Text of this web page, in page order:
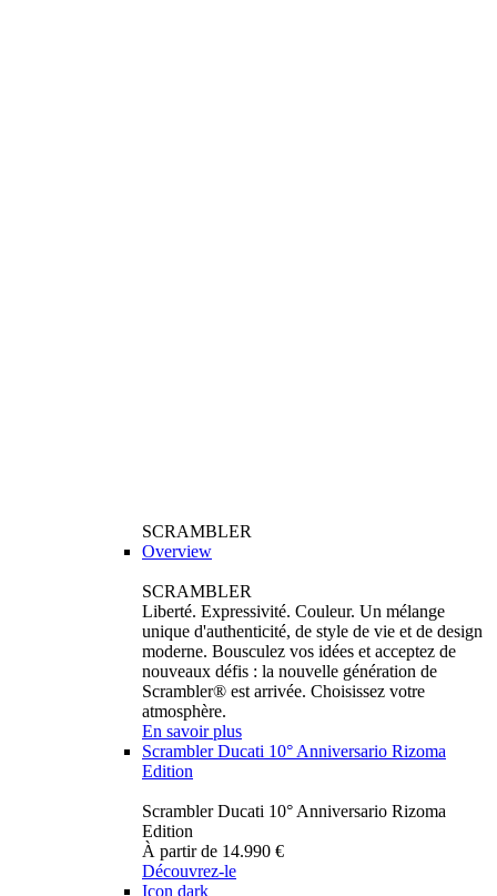
SCRAMBLER
Overview
SCRAMBLER
Liberté. Expressivité. Couleur. Un mélange
unique d'authenticité, de style de vie et de design
moderne. Bousculez vos idées et acceptez de
nouveaux défis : la nouvelle génération de
Scrambler® est arrivée. Choisissez votre
atmosphère.
En savoir plus
Scrambler Ducati 10° Anniversario Rizoma
Edition
Scrambler Ducati 10° Anniversario Rizoma
Edition
À partir de 14.990 €
Découvrez-le
Icon dark